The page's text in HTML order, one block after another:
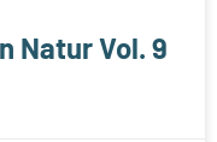
Natur Vol. 9